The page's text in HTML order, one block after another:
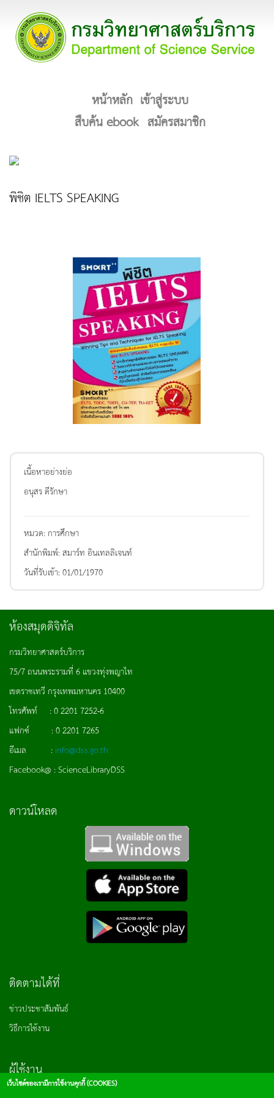
หน้าหลัก เข้าสู่ระบบ
สืบค้น ebook สมัครสมาชิก
พิชิต IELTS SPEAKING
เนื้อหาอย่างย่อ
อนุสร ดีรักษา
หมวด: การศึกษา
สำนักพิมพ์:สมาร์ท อินเทลลิเจนท์
วันที่รับเข้า:01/01/1970
ห้องสมุดดิจิทัล
กรมวิทยาศาสตร์บริการ
75/7 ถนนพระรามที่ 6 แขวงทุ่งพญาไท
เขตราชเทวี กรุงเทพมหานคร 10400
โทรศัพท์ : 0 2201 7252-6
แฟกซ์ : 0 2201 7265
อีเมล : info@dss.go.th
Facebook@ : ScienceLibraryDSS
ดาวน์โหลด
ติดตามได้ที่
ข่าวประชาสัมพันธ์
วิธีการใช้งาน
ผู้ใช้งาน
เว็บไซต์ของเรามีการใช้งานคุกกี้ (COOKIES)